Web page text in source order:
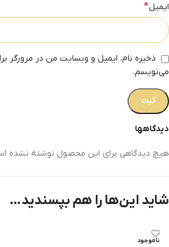
دیدگاهها
هیچ دیدگاهی برای این محصول نوشته نشده
ایمیل*
ذخیره نام، ایمیل و وبسایت من در مرورگر
می‌نویسم.
شاید این‌ها را هم بپسندید…
ناموجود